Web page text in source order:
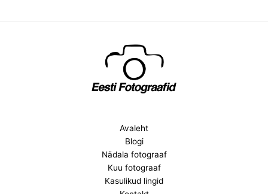
Avaleht
Blogi
Nädala fotograaf
Kuu fotograaf
Kasulikud lingid